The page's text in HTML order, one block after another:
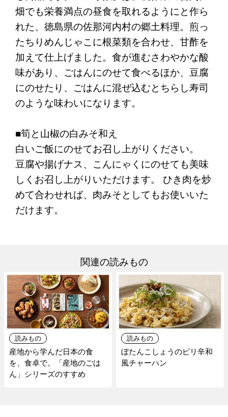
畑でも栄養満点の昼食を取れるようにと作ら
れた、徳島県の佐那河内村の郷土料理。煎っ
たちりめんじゃこに根菜類を合わせ、甘酢を
加えて仕上げました。食が進むさわやかな酸
味があり、ごはんにのせて食べるほか、豆腐
にのせたり、ごはんに混ぜ込むとちらし寿司
のような味わいになります。
■筍と山椒の白みそ和え
白いご飯にのせてお召し上がりください。
豆腐や揚げナス、こんにゃくにのせても美味
しくお召し上がりいただけます。 ひき肉を炒
めて合わせれば、肉みそとしてもお使いいた
だけます。
関連の読みもの
読みもの
産地から学んだ日本の食
を、食卓で。「産地のごは
ん」シリーズのすすめ
読みもの
ぼたんこしょうのピリ辛和
風チャーハン